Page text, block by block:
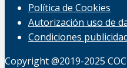
Política de Cookies
Autorización uso de
Condiciones
Copyright @2019-2025